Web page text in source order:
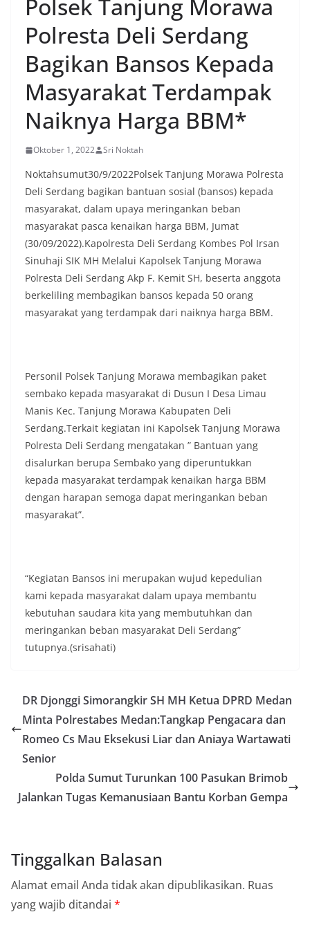
sekaligus menyampaikan pesan-pesan
kamtibmas. Kehadiran petugas disambut baik
oleh warga, yang sebagian besar tengah bersiap
menyambut momentum HUT Kemerdekaan RI
dengan berbagai persiapan di lingkungan
masing-masing.‎Dalam dialog yang berlangsung
akrab, Bhabinkamtibmas menyapa warga,
menanyakan kondisi keamanan dan kenyamanan
lingkungan tempat tinggal, serta membuka ruang
komunikasi dua arah agar warga dapat
menyampaikan keluhan maupun informasi terkait
poin utama yang disampaikan dalam kegiatan
sambang ini adalah imbauan kepada warga untuk
memasang bendera Merah Putih secara penuh,
bukan setengah tiang, sebagai bentuk
penghormatan dan rasa cinta tanah air
menjelang perayaan HUT Kemerdekaan RI.
Petugas mengingatkan bahwa pemasangan
bendera dengan benar merupakan salah satu
wujud nyata partisipasi masyarakat dalam
memperingati hari bersejarah bangsa
Indonesia.‎‎”Kami mengimbau kepada seluruh
penghormatan kita bersama terhadap
perjuangan para pahlawan yang telah merebut
kemerdekaan,” ujar Aiptu Muliyadi Suraukur saat
berdialog dengan warga.‎‎Ia juga menambahkan
agar warga memperhatikan kondisi bendera yang
akan dikibarkan, memastikan bendera dalam
keadaan bersih, tidak sobek, dan layak untuk
dikibarkan sebagai simbol kehormatan
negara.‎‎‎Selain menyampaikan imbauan terkait
bendera, kegiatan sambang DDS ini juga
dimanfaatkan sebagai sarana deteksi dini (early
Bhabinkamtibmas dapat menghimpun informasi
awal terkait situasi sosial, potensi kerawanan,
maupun hal-hal yang dapat mengganggu
kondusivitas wilayah, khususnya menjelang
perayaan HUT Kemerdekaan RI yang biasanya
diwarnai dengan berbagai kegiatan dan
diantisipasi sejak awal sehingga situasi di
Kelurahan Sunggal tetap terjaga aman, tertib,
dan kondusif hingga puncak perayaan HUT
Kemerdekaan RI berlangsung.‎‎Wujud Kedekatan
Polri dengan Masyarakat‎Kegiatan sambang Door
implementasi program Polri Presisi yang
mengedepankan kehadiran dan kedekatan
personel Kepolisian dengan masyarakat. Melalui
masyarakat dalam menjaga keamanan lingkungan
Bhabinkamtibmas di tengah-tengah warga
diharapkan dapat semakin mempererat
Polsek Tanjung Morawa
Polresta Deli Serdang
Bagikan Bansos Kepada
Masyarakat Terdampak
Naiknya Harga BBM*
Oktober 1, 2022 Sri Noktah
Noktahsumut30/9/2022Polsek Tanjung Morawa Polresta
Deli Serdang bagikan bantuan sosial (bansos) kepada
masyarakat, dalam upaya meringankan beban
masyarakat pasca kenaikan harga BBM, Jumat
(30/09/2022).Kapolresta Deli Serdang Kombes Pol Irsan
Sinuhaji SIK MH Melalui Kapolsek Tanjung Morawa
Polresta Deli Serdang Akp F. Kemit SH, beserta anggota
berkeliling membagikan bansos kepada 50 orang
masyarakat yang terdampak dari naiknya harga BBM.
Personil Polsek Tanjung Morawa membagikan paket
sembako kepada masyarakat di Dusun I Desa Limau
Manis Kec. Tanjung Morawa Kabupaten Deli
Serdang.Terkait kegiatan ini Kapolsek Tanjung Morawa
Polresta Deli Serdang mengatakan ” Bantuan yang
disalurkan berupa Sembako yang diperuntukkan
kepada masyarakat terdampak kenaikan harga BBM
dengan harapan semoga dapat meringankan beban
masyarakat”.
“Kegiatan Bansos ini merupakan wujud kepedulian
kami kepada masyarakat dalam upaya membantu
kebutuhan saudara kita yang membutuhkan dan
meringankan beban masyarakat Deli Serdang”
tutupnya.(srisahati)
DR Djonggi Simorangkir SH MH Ketua DPRD Medan
Minta Polrestabes Medan:Tangkap Pengacara dan
Romeo Cs Mau Eksekusi Liar dan Aniaya Wartawati
Senior
Polda Sumut Turunkan 100 Pasukan Brimob
Jalankan Tugas Kemanusiaan Bantu Korban Gempa
Tinggalkan Balasan
Alamat email Anda tidak akan dipublikasikan. Ruas
yang wajib ditandai *